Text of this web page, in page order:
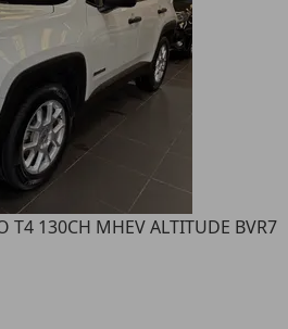
T4 130CH MHEV ALTITUDE BVR7